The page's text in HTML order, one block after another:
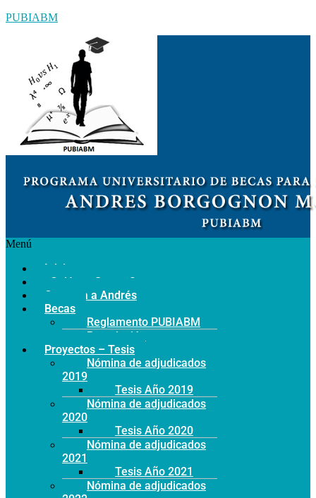
PUBIABM
Menú
Inicio
¿Quiénes Somos?
Conozca a Andrés
Becas
Reglamento PUBIABM
Postulación
Proyectos – Tesis
Nómina de adjudicados
2019
Tesis Año 2019
Nómina de adjudicados
2020
Tesis Año 2020
Nómina de adjudicados
2021
Tesis Año 2021
Nómina de adjudicados